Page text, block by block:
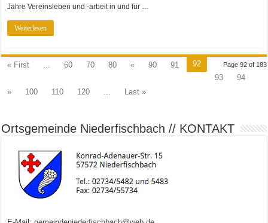
Jahre Vereinsleben und -arbeit in und für …
Weiterlesen
Page 92 of 183
« First 60 70 80 « 90 91
92
93
94
»
100 110 120 Last »
Ortsgemeinde Niederfischbach // KONTAKT